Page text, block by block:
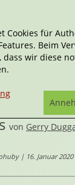
des
von Gerry
| 16. Januar 2020
Cookies für
Beim
wir diese